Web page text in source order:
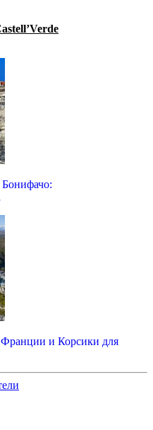
и Корсики для